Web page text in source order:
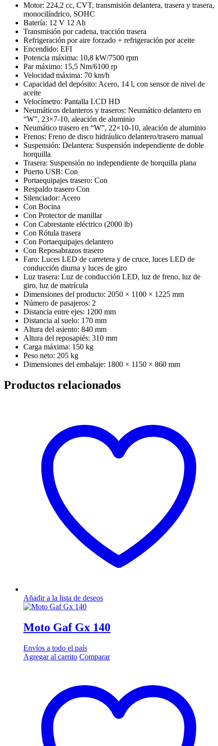
Motor: 224,2 cc, CVT, transmisión delantera, trasera y trasera,
monocilíndrico, SOHC
Batería: 12 V 12 Ah
Transmisión por cadena, tracción trasera
Refrigeración por aire forzado + refrigeración por aceite
Encendido: EFI
Potencia máxima: 10,8 kW/7500 rpm
Par máximo: 15,5 Nm/6100 rp
Velocidad máxima: 70 km/h
Capacidad del depósito: Acero, 14 l, con sensor de nivel de
aceite
Velocímetro: Pantalla LCD HD
Neumáticos delanteros y traseros: Neumático delantero en
“W”, 23×7-10, aleación de aluminio
Neumático trasero en “W”, 22×10-10, aleación de aluminio
Frenos: Freno de disco hidráulico delantero/trasero manual
Suspensión: Delantera: Suspensión independiente de doble
horquilla
Trasera: Suspensión no independiente de horquilla plana
Puerto USB: Con
Portaequipajes trasero: Con
Respaldo trasero Con
Silenciador: Acero
Con Bocina
Con Protector de manillar
Con Cabrestante eléctrico (2000 lb)
Con Rótula trasera
Con Portaequipajes delantero
Con Reposabrazos trasero
Faro: Luces LED de carretera y de cruce, luces LED de
conducción diurna y luces de giro
Luz trasera: Luz de conducción LED, luz de freno, luz de
giro, luz de matrícula
Dimensiones del producto: 2050 × 1100 × 1225 mm
Número de pasajeros: 2
Distancia entre ejes: 1200 mm
Distancia al suelo: 170 mm
Altura del asiento: 840 mm
Altura del reposapiés: 310 mm
Carga máxima: 150 kg
Peso neto: 205 kg
Dimensiones del embalaje: 1800 × 1150 × 860 mm
Productos relacionados
Añadir a la lista de deseos
Moto Gaf Gx 140
Envíos a todo el país
Agregar al carrito Comparar